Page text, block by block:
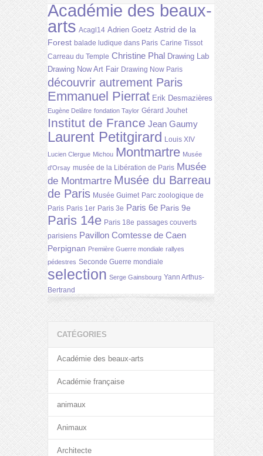
Académie des beaux-
arts Acagl14 Adrien Goetz Astrid de la
Forest balade ludique dans Paris Carine Tissot
Carreau du Temple Christine Phal Drawing Lab
Drawing Now Art Fair Drawing Now Paris
découvrir autrement Paris
Emmanuel Pierrat Erik Desmazières
Eugène Delâtre fondation Taylor Gérard Jouhet
Institut de France Jean Gaumy
Laurent Petitgirard Louis XIV
Lucien Clergue Michou Montmartre Musée
d'Orsay musée de la Libération de Paris Musée
de Montmartre Musée du Barreau
de Paris Musée Guimet Parc zoologique de
Paris Paris 1er Paris 3e Paris 6e Paris 9e
Paris 14e Paris 18e passages couverts
parisiens Pavillon Comtesse de Caen
Perpignan Première Guerre mondiale rallyes
pédestres Seconde Guerre mondiale
selection Serge Gainsbourg Yann Arthus-
Bertrand
CATÉGORIES
Académie des beaux-arts
Académie française
animaux
Animaux
Architecte